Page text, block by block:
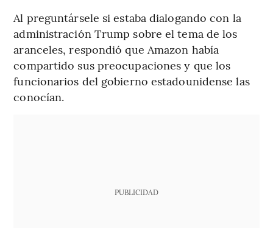
Al preguntársele si estaba dialogando con la
administración Trump sobre el tema de los
aranceles, respondió que Amazon había
compartido sus preocupaciones y que los
funcionarios del gobierno estadounidense las
conocían.
PUBLICIDAD